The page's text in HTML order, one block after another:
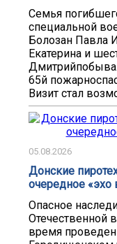
Семья
специальной
Болозан Павла
Екатерина и
65й
Визит стал
05.08.2026
Донские
очередное «эхо
Опасное
Отечественной
время